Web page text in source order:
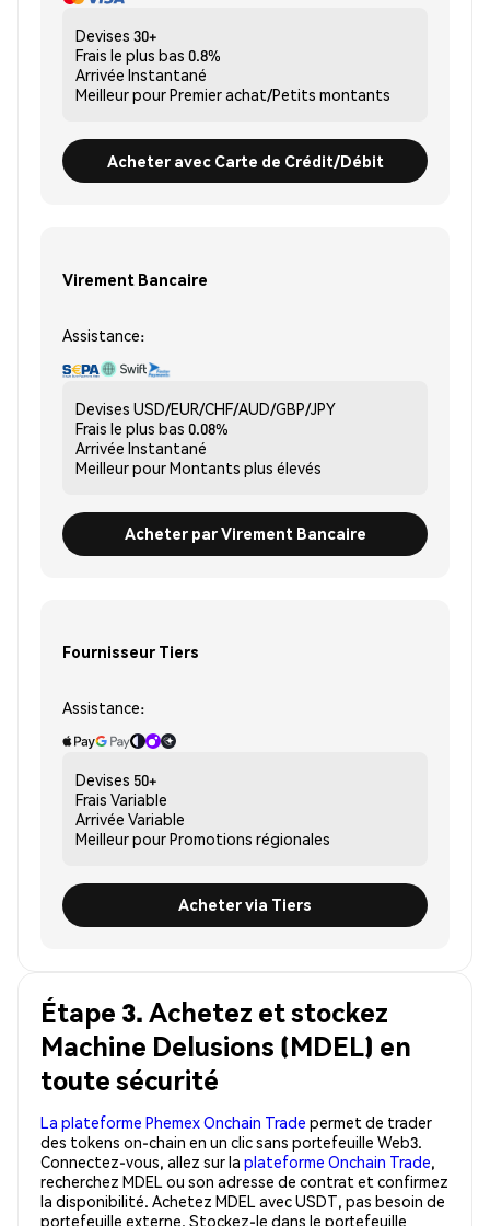
Devises 30+
Frais le plus bas 0.8%
Arrivée Instantané
Meilleur pourPremier achat/Petits montants
Acheter avec Carte de Crédit/Débit
Virement Bancaire
Assistance:
Devises USD/EUR/CHF/AUD/GBP/JPY
Frais le plus bas 0.08%
Arrivée Instantané
Meilleur pourMontants plus élevés
Acheter par Virement Bancaire
Fournisseur Tiers
Assistance:
Devises 50+
Frais Variable
Arrivée Variable
Meilleur pourPromotions régionales
Acheter via Tiers
Étape 3. Achetez et stockez
Machine Delusions (MDEL) en
toute sécurité
La plateforme Phemex Onchain Trade permet de trader
des tokens on-chain en un clic sans portefeuille Web3.
Connectez-vous, allez sur la plateforme Onchain Trade,
recherchez MDEL ou son adresse de contrat et confirmez
la disponibilité. Achetez MDEL avec USDT, pas besoin de
portefeuille externe. Stockez-le dans le portefeuille